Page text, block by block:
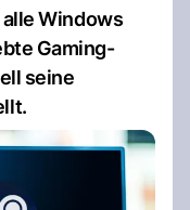
Windows
Gaming-
seine